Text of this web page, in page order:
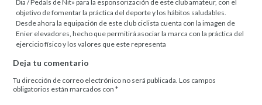
Dia / Pedals de Nit» para la esponsorización de este club amateur, con el
objetivo de fomentar la práctica del deporte y los hábitos saludables.
Desde ahora la equipación de este club ciclista cuenta con la imagen de
Enier elevadores, hecho que permitirá asociar la marca con la práctica del
ejercicio físico y los valores que este representa
Deja tu comentario
Tu dirección de correo electrónico no será publicada. Los campos
obligatorios están marcados con*